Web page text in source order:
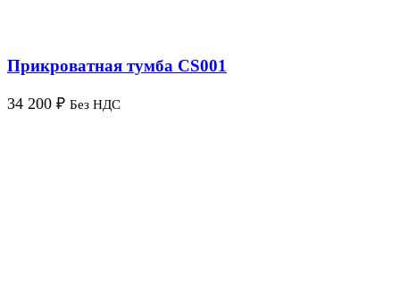
Прикроватная тумба CS001
34 200 ₽ Без НДС